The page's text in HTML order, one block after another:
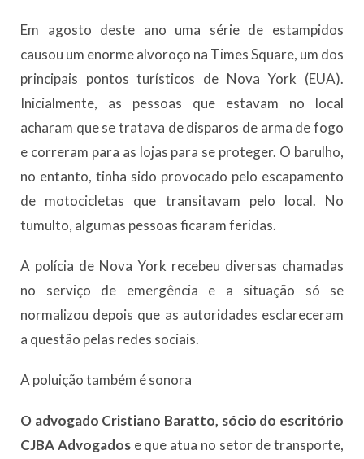
Em agosto deste ano uma série de estampidos
causou um enorme alvoroço na Times Square, um dos
principais pontos turísticos de Nova York (EUA).
Inicialmente, as pessoas que estavam no local
acharam que se tratava de disparos de arma de fogo
e correram para as lojas para se proteger. O barulho,
no entanto, tinha sido provocado pelo escapamento
de motocicletas que transitavam pelo local. No
tumulto, algumas pessoas ficaram feridas.
A polícia de Nova York recebeu diversas chamadas
no serviço de emergência e a situação só se
normalizou depois que as autoridades esclareceram
a questão pelas redes sociais.
A poluição também é sonora
O advogado Cristiano Baratto, sócio do escritório
CJBA Advogadose que atua no setor de transporte,